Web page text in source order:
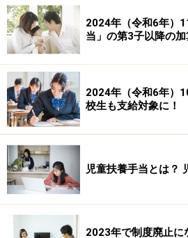
ジュニアNISAは2024年
現行のNISA制度は2024年より新
の投資上限枠の拡大、非課税期間
度自体が大幅に改善します。し
アNISAは廃止となり、2024年以降
既存の口座内での新たな投資がで
つまりジュニアNISAを利用するの
座開設をし、年間80万円の投資枠
要があるわけです。
2024年（令和6年）
当」の第3子以降の加
2024年（令和6年）
校生も支給対象に！
児童扶養手当とは？
2023年で制度廃止に